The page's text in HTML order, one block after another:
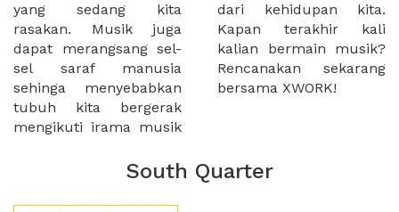
yang sedang kita
rasakan. Musik juga
dapat merangsang sel-
sel saraf manusia
sehinga menyebabkan
tubuh kita bergerak
mengikuti irama musik
dari kehidupan kita.
Kapan terakhir kali
kalian bermain musik?
Rencanakan sekarang
bersama XWORK!
South Quarter